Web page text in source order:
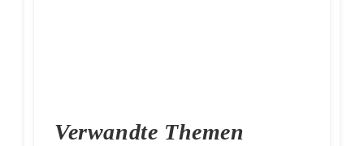
Verwandte Themen